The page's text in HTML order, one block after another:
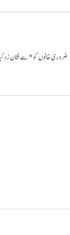
ضروری خانوں کو*سے نشان زد